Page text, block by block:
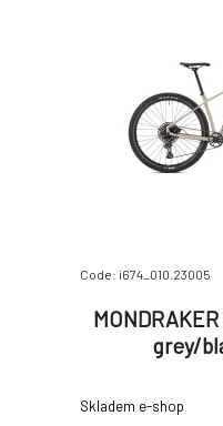
Code: i674_010.23005
grey/
Skladem e-shop